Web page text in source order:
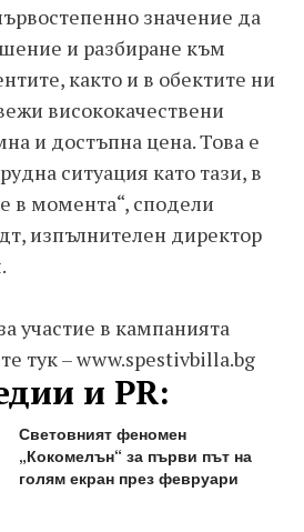
значение да
и разбиране към
както и в обектите ни
висококачествени
и достъпна цена. Това е
ситуация като тази, в
в момента“, сподели
изпълнителен директор
участие в кампанията
тук – www.spestivbilla.bg
и PR:
Световният феномен
„Кокомелън“ за първи път на
голям екран през февруари